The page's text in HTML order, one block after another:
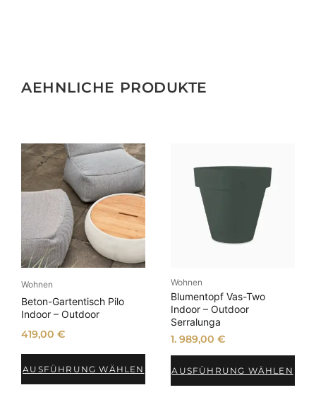
AEHNLICHE PRODUKTE
Wohnen
Beton-Gartentisch Pilo
Indoor – Outdoor
419,00€
AUSFÜHRUNG WÄHLEN
Wohnen
Blumentopf Vas-Two
Indoor – Outdoor
Serralunga
1. 989,00 €
AUSFÜHRUNG WÄHLEN